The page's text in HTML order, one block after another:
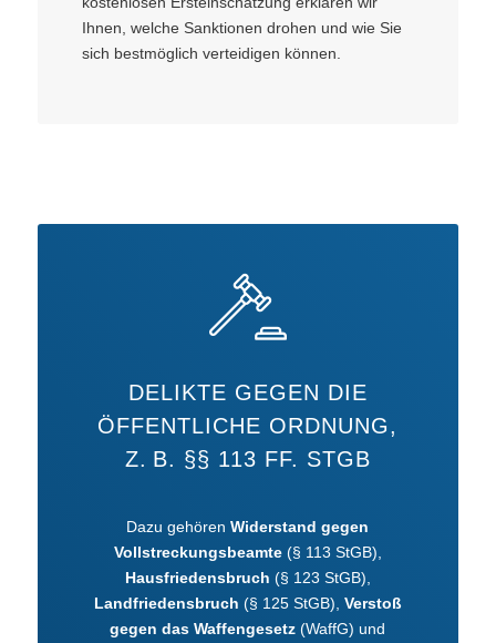
Ihnen, welche Sanktionen drohen und wie Sie
sich bestmöglich verteidigen können.
DELIKTE GEGEN DIE
ÖFFENTLICHE ORDNUNG,
Z. B. §§ 113 FF. STGB
Dazu gehörenWiderstand gegen
Vollstreckungsbeamte(§ 113 StGB),
Hausfriedensbruch (§ 123 StGB),
Landfriedensbruch (§ 125 StGB), Verstoß
gegen das Waffengesetz (WaffG) und